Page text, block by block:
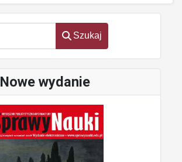
Szukaj
Nowe wydanie